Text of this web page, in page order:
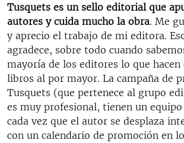
Tusquets es un sello editorial que
autores y cuida mucho la obra. Me
y aprecio el trabajo de mi editora.
agradece, sobre todo cuando
mayoría de los editores lo que hacen
libros al por mayor. La campaña de
Tusquets (que pertenece al grupo
es muy profesional, tienen un
cada vez que el autor se desplaza
con un calendario de promoción en